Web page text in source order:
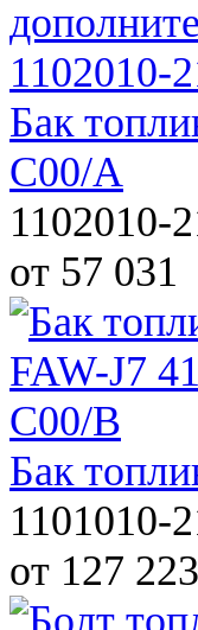
Бак
C00/A
1102010-
от 57 031
Бак
1101010-
от 127 223